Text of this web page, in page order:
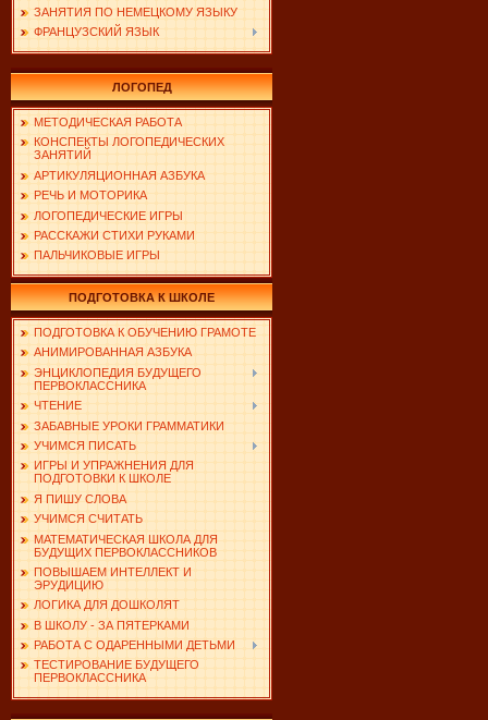
ЗАНЯТИЯ ПО НЕМЕЦКОМУ ЯЗЫКУ
ФРАНЦУЗСКИЙ ЯЗЫК
ЛОГОПЕД
МЕТОДИЧЕСКАЯ РАБОТА
КОНСПЕКТЫ ЛОГОПЕДИЧЕСКИХ
ЗАНЯТИЙ
АРТИКУЛЯЦИОННАЯ АЗБУКА
РЕЧЬ И МОТОРИКА
ЛОГОПЕДИЧЕСКИЕ ИГРЫ
РАССКАЖИ СТИХИ РУКАМИ
ПАЛЬЧИКОВЫЕ ИГРЫ
ПОДГОТОВКА К ШКОЛЕ
ПОДГОТОВКА К ОБУЧЕНИЮ ГРАМОТЕ
АНИМИРОВАННАЯ АЗБУКА
ЭНЦИКЛОПЕДИЯ БУДУЩЕГО
ПЕРВОКЛАССНИКА
ЧТЕНИЕ
ЗАБАВНЫЕ УРОКИ ГРАММАТИКИ
УЧИМСЯ ПИСАТЬ
ИГРЫ И УПРАЖНЕНИЯ ДЛЯ
ПОДГОТОВКИ К ШКОЛЕ
Я ПИШУ СЛОВА
УЧИМСЯ СЧИТАТЬ
МАТЕМАТИЧЕСКАЯ ШКОЛА ДЛЯ
БУДУЩИХ ПЕРВОКЛАССНИКОВ
ПОВЫШАЕМ ИНТЕЛЛЕКТ И
ЭРУДИЦИЮ
ЛОГИКА ДЛЯ ДОШКОЛЯТ
В ШКОЛУ - ЗА ПЯТЕРКАМИ
РАБОТА С ОДАРЕННЫМИ ДЕТЬМИ
ТЕСТИРОВАНИЕ БУДУЩЕГО
ПЕРВОКЛАССНИКА